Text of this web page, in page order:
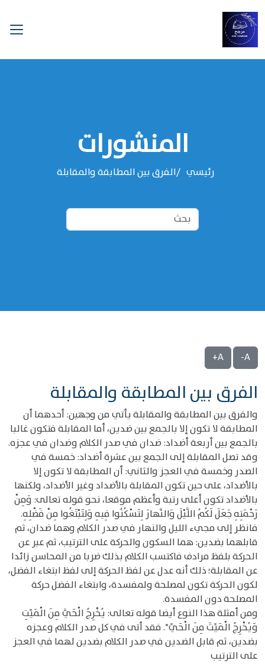
المنشورات
رئيسي ‌‌الفرق بين المطابقة والمقابلة
A-
A+
‌‌الفرق بين المطابقة والمقابلة
والفرق بين المطابقة والمقابلة يأتي من وجهين: أحدهما أن
المطابقة لا تكون إلا بالجمع بين ضدين، أما المقابلة فتكون غالبا
بالجمع بين أربعة أضداد: ضدان في صدر الكلام وضدان في عجزه.
وقد تصل المقابلة إلى الجمع بين عشرة أضداد: خمسة في
الصدر وخمسة في العجز والثاني: أن المطابقة لا تكون إلا
بالأضداد، على حين تكون المقابلة بالأضداد وغير الأضداد، ولكنها
بالأضداد تكون أعلى رتبة وأعظم موقعا، نحو قوله تعالى: وَمِنْ
رَحْمَتِهِ جَعَلَ لَكُمُ اللَّيْلَ وَالنَّهارَ لِتَسْكُنُوا فِيهِ وَلِتَبْتَغُوا مِنْ فَضْلِهِ.
فانظر إلى مجيء الليل والنهار في صدر الكلام وهما ضدان، ثم
قابلهما بضدين: هما السكون والحركة على الترتيب، ثم عبر عن
الحركة بلفظ مرادف فاكتسب الكلام بذلك ضربا من المحاسن زائدا
عن المقابلة؛ ذلك أنه عدل عن لفظ الحركة إلى لفظ ابتغاء الفضل،
لكون الحركة تكون لمصلحة ولمفسدة، وابتغاء الفضل حركة
المصلحة دون المفسدة.
ومن أمثلة هذا النوع أيضا قوله تعالى: يُخْرِجُ الْحَيَّ مِنَ الْمَيِّتِ
وَيُخْرِجُ الْمَيِّتَ مِنَ الْحَيِّ*. فقد أتى في كل صدر الكلام وعجزه
بضدين، ثم قابل الضدين في صدر الكلام بضدين لهما في العجز
على الترتيب